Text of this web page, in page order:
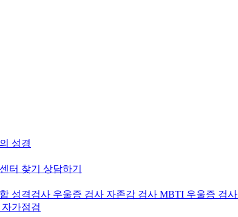
성경
터 찾기 상담하기
성격검사 우울증 검사 자존감 검사 MBTI 우울증 검사
가점검